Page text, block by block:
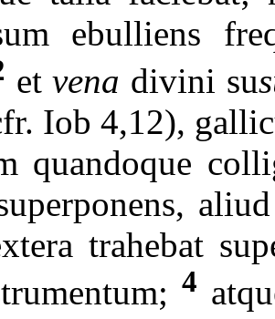
ebulliens
etvena divini su
Iob 4,12),
quandoque
trahebat
4